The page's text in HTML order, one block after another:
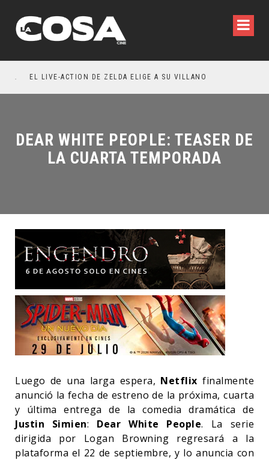
EL LIVE-ACTION DE ZELDA ELIGE A SU VILLANO
DEAR WHITE PEOPLE: TEASER DE
LA CUARTA TEMPORADA
Luego de una larga espera, Netflix finalmente
anunció la fecha de estreno de la próxima, cuarta
y última entrega de la comedia dramática de
Justin Simien: Dear White People. La serie
dirigida por Logan Browning regresará a la
plataforma el 22 de septiembre, y lo anuncia con